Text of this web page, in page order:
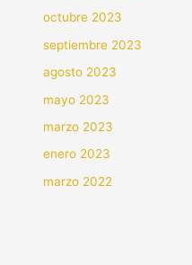
octubre 2023
septiembre 2023
agosto 2023
mayo 2023
marzo 2023
enero 2023
marzo 2022